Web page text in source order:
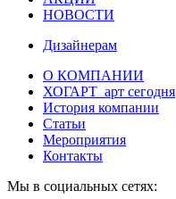
НОВОСТИ
Дизайнерам
О КОМПАНИИ
ХОГАРТ_арт сегодня
История компании
Статьи
Мероприятия
Контакты
Мы в социальных сетях: